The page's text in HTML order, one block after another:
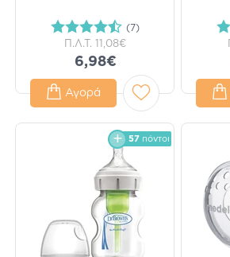
(7)
Π.Λ.Τ. 11,08€
6,98€
Αγορά
57 πόντοι